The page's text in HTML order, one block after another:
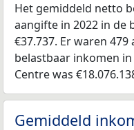
Het gemiddeld netto
aangifte in 2022 in de
€37.737. Er waren
belastbaar inkomen
Centre was
Gemiddeld